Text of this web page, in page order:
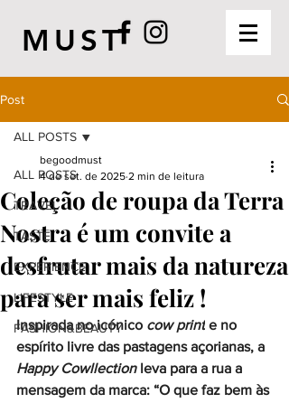
MUST
Post
ALL POSTS
TRAVEL
TASTE
EXPERIENCE
LIFESTYLE
FASHION&BEAUTY
ALL POSTS
Coleção de roupa da Terra
Nostra é um convite a
desfrutar mais da natureza
para ser mais feliz !
begoodmust
4 de set. de 2025 2 min de leitura
Inspirada no icónico cow print e no
espírito livre das pastagens açorianas, a
Happy Cowllection leva para a rua a
mensagem da marca: “O que faz bem às